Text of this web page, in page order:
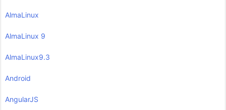
AlmaLinux
AlmaLinux 9
AlmaLinux9.3
Android
AngularJS